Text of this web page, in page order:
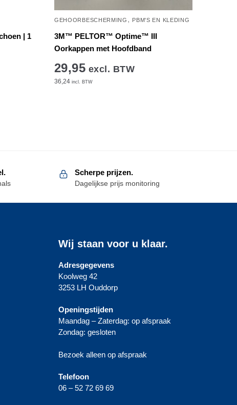
| 1
GEHOORBESCHERMING , PBM'S EN KLEDING
3M™ PELTOR™ Optime™ III
Oorkappen met Hoofdband
29,95 excl. BTW
36,24incl. BTW
Scherpe prijzen.
Dagelijkse prijs monitoring
Wij staan voor u klaar.
Adresgegevens
Koolweg 42
3253 LH Ouddorp
Openingstijden
Maandag – Zaterdag: op afspraak
Zondag: gesloten
Bezoek alleen op afspraak
Telefoon
06 – 52 72 69 69